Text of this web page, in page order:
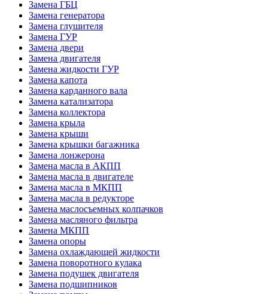
Замена ГБЦ
Замена генератора
Замена глушителя
Замена ГУР
Замена двери
Замена двигателя
Замена жидкости ГУР
Замена капота
Замена карданного вала
Замена катализатора
Замена коллектора
Замена крыла
Замена крыши
Замена крышки багажника
Замена лонжерона
Замена масла в АКПП
Замена масла в двигателе
Замена масла в МКПП
Замена масла в редукторе
Замена маслосъемных колпачков
Замена масляного фильтра
Замена МКПП
Замена опоры
Замена охлаждающей жидкости
Замена поворотного кулака
Замена подушек двигателя
Замена подшипников